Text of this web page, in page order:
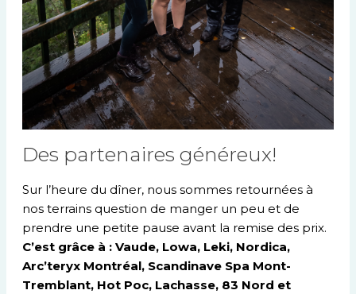
Des partenaires généreux!
Sur l’heure du dîner, nous sommes retournées à
nos terrains question de manger un peu et de
prendre une petite pause avant la remise des prix.
C’est grâce à : Vaude, Lowa, Leki, Nordica,
Arc’teryx Montréal, Scandinave Spa Mont-
Tremblant, Hot Poc, Lachasse, 83 Nord et